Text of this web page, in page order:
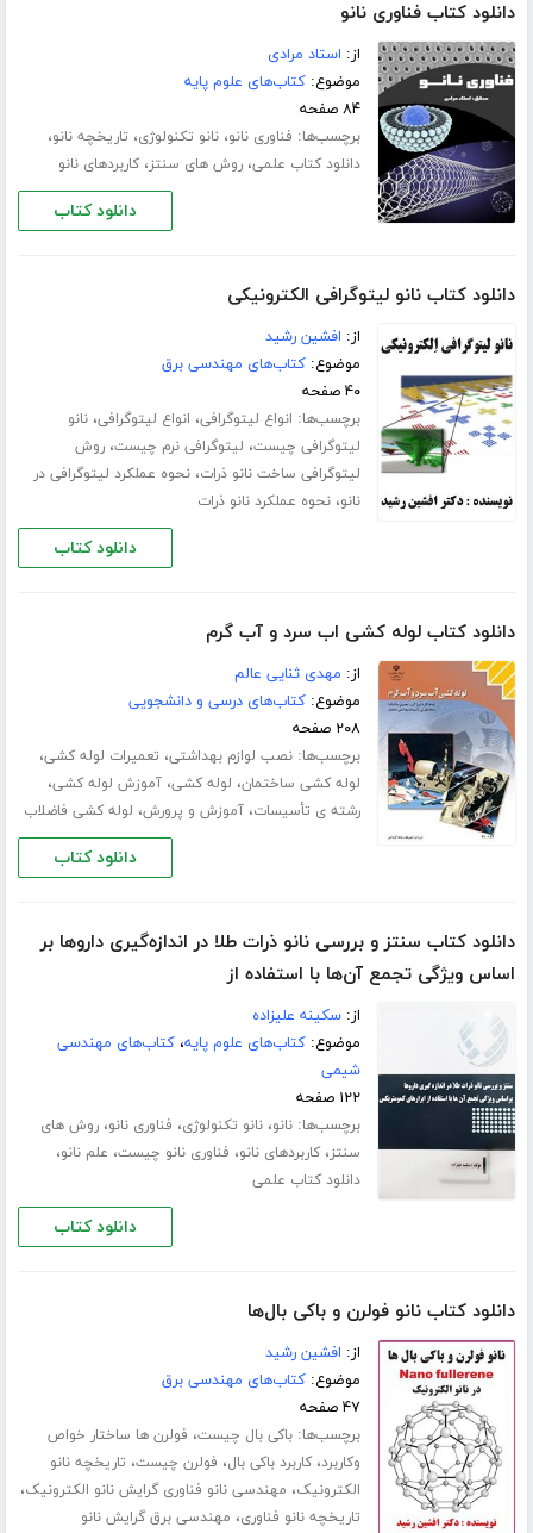
دانلود کتاب فناوری نانو
از: استاد مرادی
موضوع:کتاب‌های علوم پایه
۸۴ صفحه
برچسب‌ها: فناوری نانو،نانو تکنولوژی، تاریخچه نانو،
دانلود کتاب علمی،روش های سنتز،کاربردهای نانو
دانلود کتاب
دانلود کتاب نانو لیتوگرافی الکترونیکی
از: افشین رشید
موضوع:کتاب‌های مهندسی برق
۴۰ صفحه
برچسب‌ها: انواع لیتوگرافی، انواع لیتوگرافی،نانو
لیتوگرافی چیست، لیتوگرافی نرم چیست،روش
لیتوگرافی ساخت نانو ذرات،نحوه عملکرد لیتوگرافی در
نانو،نحوه عملکرد نانو ذرات
دانلود کتاب
دانلود کتاب لوله کشی اب سرد و آب گرم
از: مهدى ثنایی عالم
موضوع:کتاب‌های درسی و دانشجویی
۲۰۸ صفحه
برچسب‌ها:نصب لوازم بهداشتی، تعمیرات لوله کشی،
لوله کشی ساختمان، لوله کشی،آموزش لوله کشی،
رشته ی تأسیسات،آموزش و پرورش، لوله کشی فاضلاب
دانلود کتاب
دانلود کتاب سنتز و بررسی نانو ذرات طلا در اندازه‌گیری داروها بر
اساس ویژگی تجمع آن‌ها با استفاده از
از:سکینه علیزاده
موضوع:کتاب‌های علوم پایه،کتاب‌های مهندسی
شیمی
۱۲۲ صفحه
برچسب‌ها:نانو،نانو تکنولوژی، فناوری نانو،روش های
سنتز،کاربردهای نانو، فناوری نانو چیست، علم نانو،
دانلود کتاب علمی
دانلود کتاب
دانلود کتاب نانو فولرن و باکی بال‌ها
از: افشین رشید
موضوع:کتاب‌های مهندسی برق
۴۷ صفحه
برچسب‌ها:باکی بال چیست، فولرن ها ساختار خواص
وکاربرد،کاربرد باکی بال، فولرن چیست، تاریخچه نانو
الکترونیک، مهندسی نانو فناوری گرایش نانو الکترونیک،
تاریخچه نانو فناوری، مهندسی برق گرایش نانو